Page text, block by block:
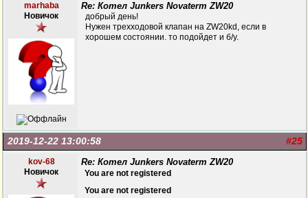
marhaba
Новичок
Re: Котел Junkers Novaterm ZW20
добрый день!
Нужен трехходовой клапан на ZW20kd, если в
хорошем состоянии. то подойдет и б/у.
#25
2019-12-22 13:00:58
kov-68
Новичок
Re: Котел Junkers Novaterm ZW20
You are not registered
You are not registered